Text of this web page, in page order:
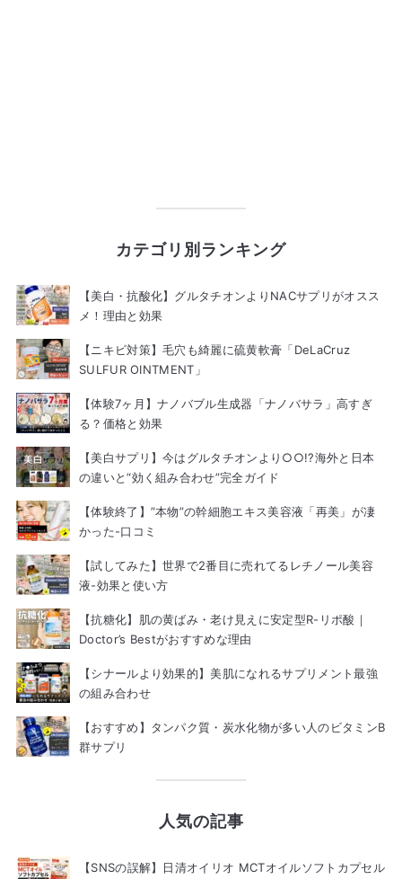
カテゴリ別ランキング
【美白・抗酸化】グルタチオンよりNACサプリがオスス
メ！理由と効果
【ニキビ対策】毛穴も綺麗に硫黄軟膏「DeLaCruz
SULFUR OINTMENT」
【体験7ヶ月】ナノバブル生成器「ナノバサラ」高すぎ
る？価格と効果
【美白サプリ】今はグルタチオンより○○!?海外と日本
の違いと“効く組み合わせ”完全ガイド
【体験終了】”本物”の幹細胞エキス美容液「再美」が凄
かった-口コミ
【試してみた】世界で2番目に売れてるレチノール美容
液-効果と使い方
【抗糖化】肌の黄ばみ・老け見えに安定型R-リポ酸｜
Doctor’s Bestがおすすめな理由
【シナールより効果的】美肌になれるサプリメント最強
の組み合わせ
【おすすめ】タンパク質・炭水化物が多い人のビタミンB
群サプリ
人気の記事
【SNSの誤解】日清オイリオ MCTオイルソフトカプセル